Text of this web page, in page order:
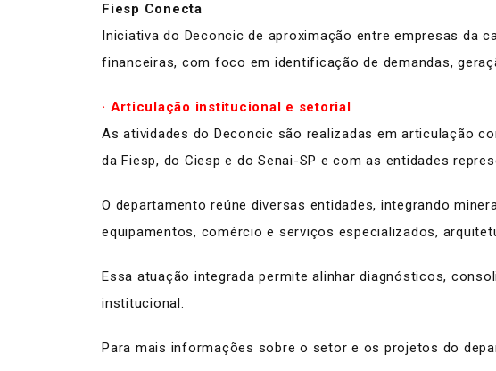
Fiesp Conecta
Iniciativa do Deconcic de aproximação entre empresas da
financeiras, com foco em identificação de demandas,
· Articulação institucional e setorial
As atividades do Deconcic são realizadas em articulação
da Fiesp, do Ciesp e do Senai-SP e com as entidades
O departamento reúne diversas entidades, integrando
equipamentos, comércio e serviços especializados,
Essa atuação integrada permite alinhar diagnósticos,
institucional.
Para mais informações sobre o setor e os projetos do